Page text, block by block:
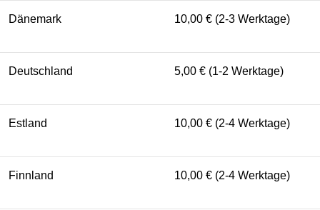
Dänemark 10,00 € (2-3 Werktage)
Deutschland 5,00 € (1-2 Werktage)
Estland 10,00 € (2-4 Werktage)
Finnland 10,00 € (2-4 Werktage)